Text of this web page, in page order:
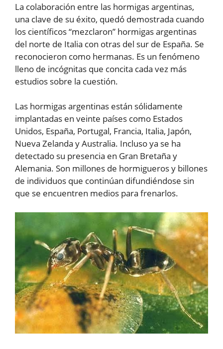
La colaboración entre las hormigas argentinas,
una clave de su éxito, quedó demostrada cuando
los científicos “mezclaron” hormigas argentinas
del norte de Italia con otras del sur de España. Se
reconocieron como hermanas. Es un fenómeno
lleno de incógnitas que concita cada vez más
estudios sobre la cuestión.
Las hormigas argentinas están sólidamente
implantadas en veinte países como Estados
Unidos, España, Portugal, Francia, Italia, Japón,
Nueva Zelanda y Australia. Incluso ya se ha
detectado su presencia en Gran Bretaña y
Alemania. Son millones de hormigueros y billones
de individuos que continúan difundiéndose sin
que se encuentren medios para frenarlos.